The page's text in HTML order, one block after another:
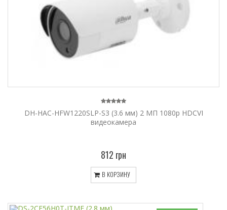
DH-HAC-HFW1220SLP-S3 (3.6 мм) 2 МП 1080p HDCVI
видеокамера
812 грн
В КОРЗИНУ